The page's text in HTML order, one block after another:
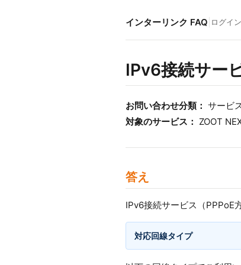
インターリンク FAQ ログイン
IPv6接続サー
お問い合わせ分類： サービ
対象のサービス： ZOOT
答え
IPv6接続サービス（PPPoE
対応回線タイプ